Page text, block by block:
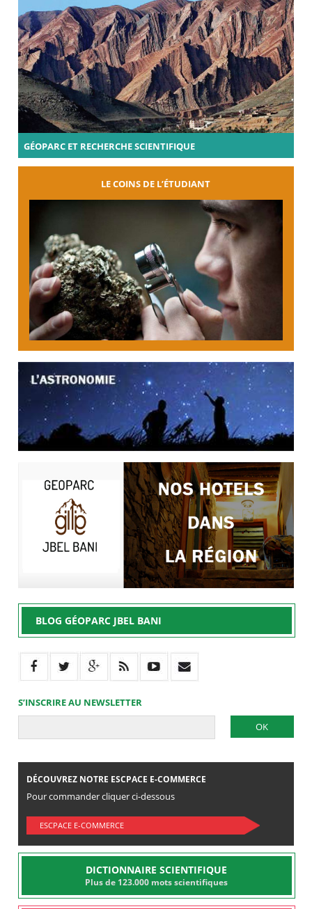
GÉOPARC ET RECHERCHE SCIENTIFIQUE
LE COINS DE L’ÉTUDIANT
BLOG GÉOPARC JBEL BANI
S’INSCRIRE AU NEWSLETTER
DÉCOUVREZ NOTRE ESCPACE E-COMMERCE
Pour commander cliquer ci-dessous
ESCPACE E-COMMERCE
DICTIONNAIRE SCIENTIFIQUE
Plus de 123.000 mots scientifiques